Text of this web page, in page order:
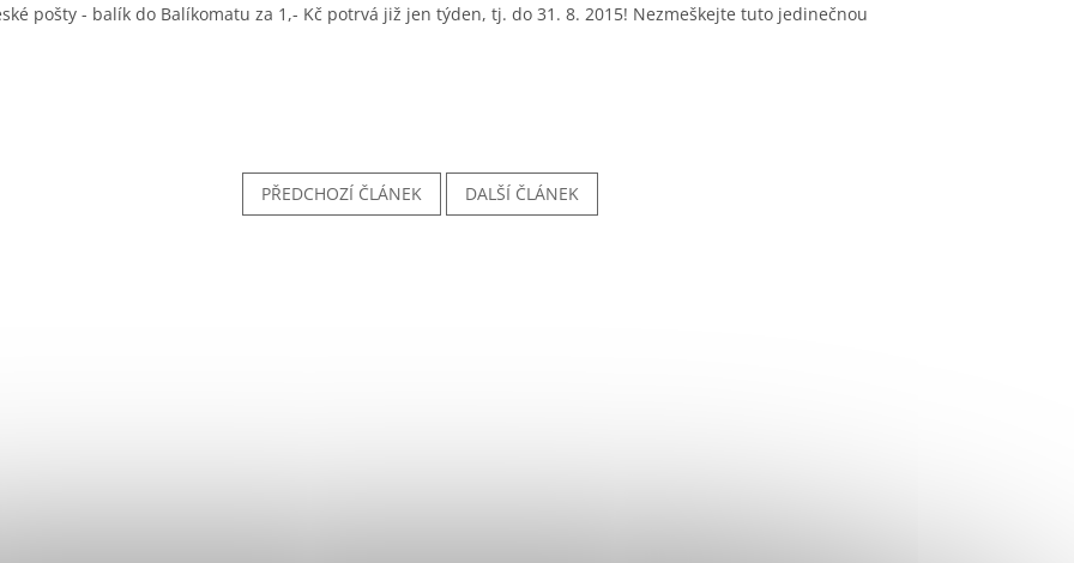
pošty - balík do Balíkomatu za 1,- Kč potrvá již jen týden, tj. do 31. 8. 2015! Nezmeškejte tuto jedinečnou
PŘEDCHOZÍ ČLÁNEK DALŠÍ ČLÁNEK